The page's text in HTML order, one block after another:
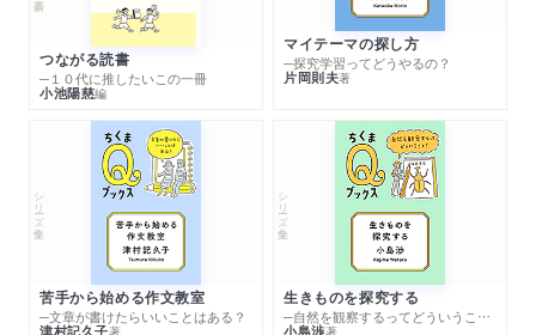
つながる読書
─１０代に推したいこの一冊
小池陽慈編
マイテーマの探し方
─探究学習ってどうやるの？
片岡則夫著
シリーズ・全集
苦手から始める作文教室
─文章が書けたらいいことはある？
津村記久子著
シリーズ・全集
生きものを探究する
─自然を観察するってどういうこと？
小島渉著